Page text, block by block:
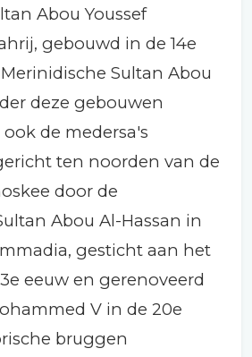
Abou Youssef
gebouwd in de 14e
Sultan Abou
deze gebouwen
de medersa's
ten noorden van de
door de
Abou Al-Hassan in
gesticht aan het
eeuw en gerenoveerd
V in de 20e
bruggen